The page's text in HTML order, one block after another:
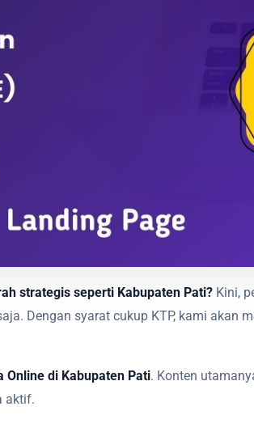
strategis seperti Kabupaten Pati? Kini,
Dengan syarat cukup KTP, kami akan
Online di Kabupaten Pati. Konten
aktif.